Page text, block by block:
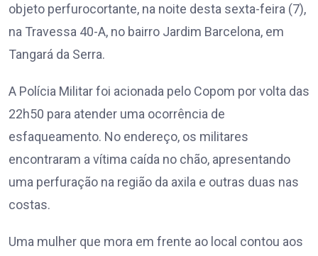
objeto perfurocortante, na noite desta sexta-feira (7),
na Travessa 40-A, no bairro Jardim Barcelona, em
Tangará da Serra.
A Polícia Militar foi acionada pelo Copom por volta das
22h50 para atender uma ocorrência de
esfaqueamento. No endereço, os militares
encontraram a vítima caída no chão, apresentando
uma perfuração na região da axila e outras duas nas
costas.
Uma mulher que mora em frente ao local contou aos